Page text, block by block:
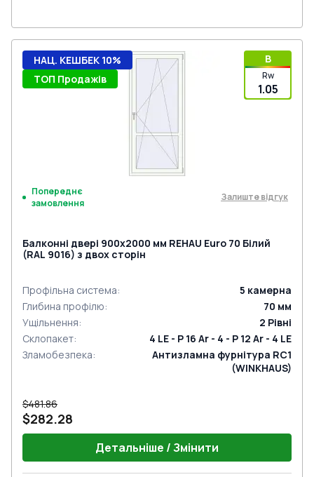
B
Rw
1.05
НАЦ. КЕШБЕК 10%
ТОП Продажів
Попереднє
замовлення
Залиште відгук
Балконні двері 900x2000 мм REHAU Euro 70 Білий
(RAL 9016) з двох сторін
Профільна система: 5 камерна
Глибина профілю: 70 мм
Ущільнення: 2 Рівні
Склопакет:
4 LE - P 16 Ar - 4 - P 12 Ar - 4 LE
Зламобезпека:
Антизламна фурнітура RC1
(WINKHAUS)
$481.86
$282.28
Детальніше / Змінити